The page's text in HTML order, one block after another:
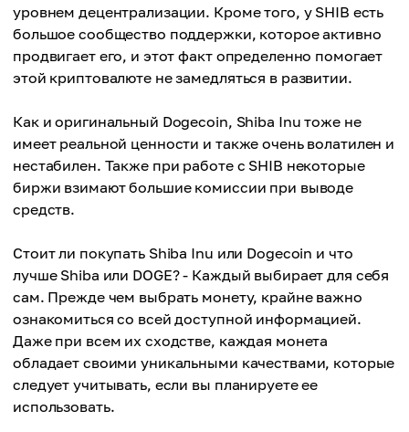
уровнем децентрализации. Кроме того, у SHIB есть
большое сообщество поддержки, которое активно
продвигает его, и этот факт определенно помогает
этой криптовалюте не замедляться в развитии.
Как и оригинальный Dogecoin, Shiba Inu тоже не
имеет реальной ценности и также очень волатилен и
нестабилен. Также при работе с SHIB некоторые
биржи взимают большие комиссии при выводе
средств.
Стоит ли покупать Shiba Inu или Dogecoin и что
лучше Shiba или DOGE? - Каждый выбирает для себя
сам. Прежде чем выбрать монету, крайне важно
ознакомиться со всей доступной информацией.
Даже при всем их сходстве, каждая монета
обладает своими уникальными качествами, которые
следует учитывать, если вы планируете ее
использовать.